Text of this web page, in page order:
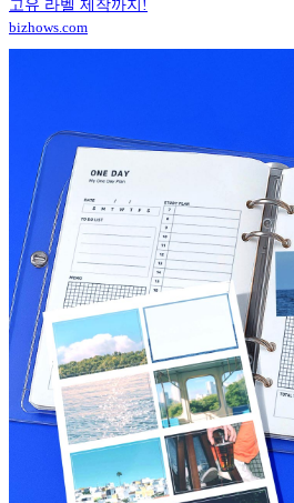
고유 라벨 제작까지!
bizhows.com